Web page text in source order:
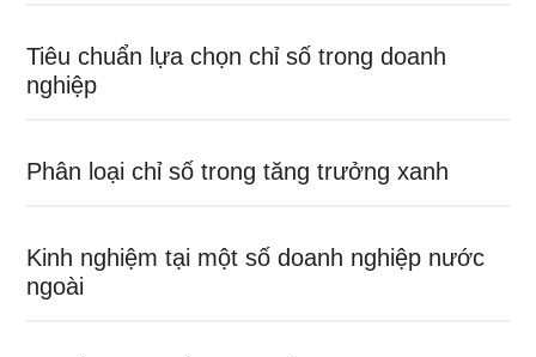
Tiêu chuẩn lựa chọn chỉ số trong doanh
nghiệp
Phân loại chỉ số trong tăng trưởng xanh
Kinh nghiệm tại một số doanh nghiệp nước
ngoài